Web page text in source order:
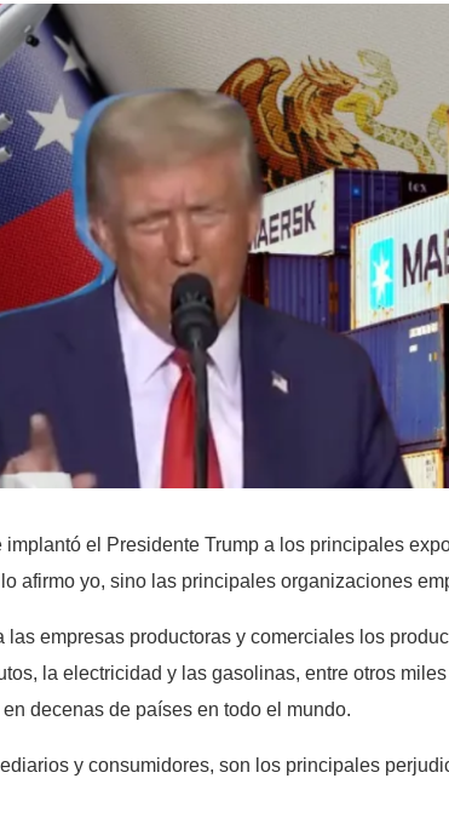
el Presidente Trump a los principales
afirmo yo, sino las principales organizaciones
empresas productoras y comerciales los
la electricidad y las gasolinas, entre otros
decenas de países en todo el mundo.
y consumidores, son los principales